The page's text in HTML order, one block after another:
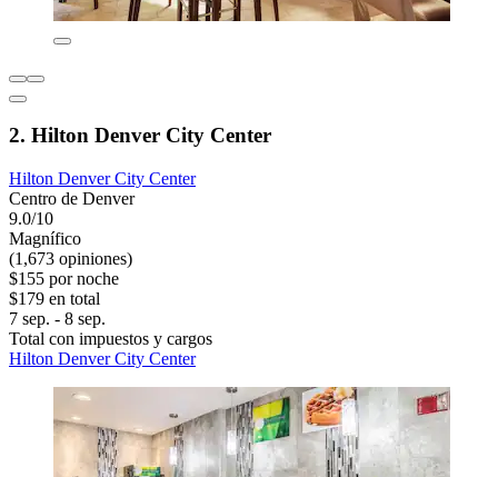
2. Hilton Denver City Center
Hilton Denver City Center
Centro de Denver
9.0/10
Magnífico
(1,673 opiniones)
$155 por noche
$179 en total
7 sep. - 8 sep.
Total con impuestos y cargos
Hilton Denver City Center